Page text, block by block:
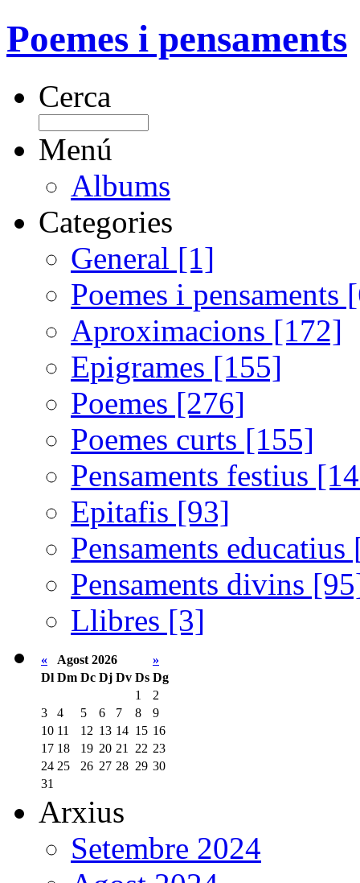
Poemes i pensaments
Cerca
Menú
Albums
Categories
General [1]
Poemes i pensaments
Aproximacions [172]
Epigrames [155]
Poemes [276]
Poemes curts [155]
Pensaments festius
Epitafis [93]
Pensaments
Pensaments divins
Llibres [3]
« Agost 2026
»
Dl Dm Dc Dj Dv Ds Dg
1
2
3
4 5 6 7 8
9
10 11 12 13 14 15 16
17 18 19 20 21 22 23
24 25 26 27 28 29 30
31
Arxius
Setembre 2024